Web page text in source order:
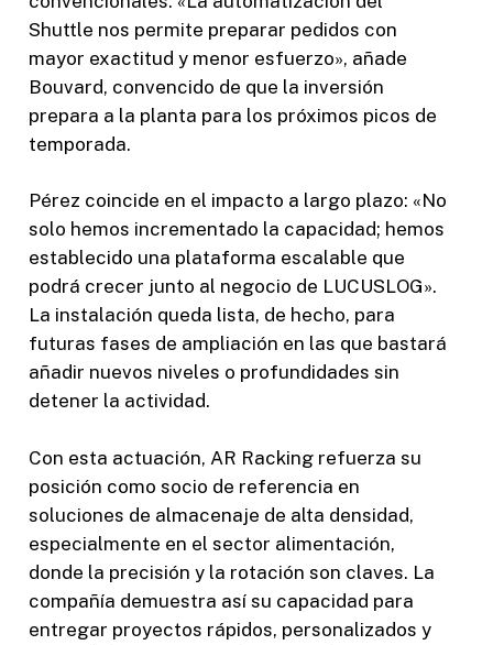
Shuttle nos permite preparar pedidos con
mayor exactitud y menor esfuerzo», añade
Bouvard, convencido de que la inversión
prepara a la planta para los próximos picos de
temporada.
Pérez coincide en el impacto a largo plazo: «No
solo hemos incrementado la capacidad; hemos
establecido una plataforma escalable que
podrá crecer junto al negocio de LUCUSLOG».
La instalación queda lista, de hecho, para
futuras fases de ampliación en las que bastará
añadir nuevos niveles o profundidades sin
detener la actividad.
Con esta actuación, AR Racking refuerza su
posición como socio de referencia en
soluciones de almacenaje de alta densidad,
especialmente en el sector alimentación,
donde la precisión y la rotación son claves. La
compañía demuestra así su capacidad para
entregar proyectos rápidos, personalizados y